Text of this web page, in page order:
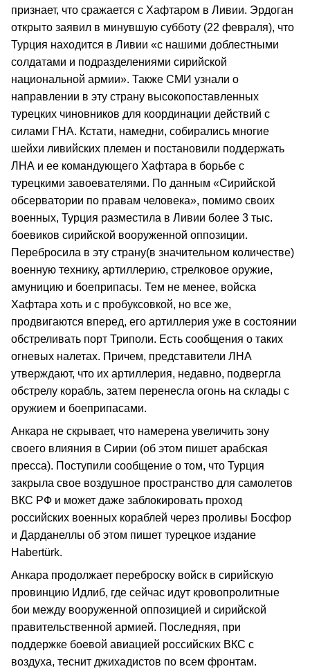
признает, что сражается с Хафтаром в Ливии. Эрдоган
открыто заявил в минувшую субботу (22 февраля), что
Турция находится в Ливии «с нашими доблестными
солдатами и подразделениями сирийской
национальной армии». Также СМИ узнали о
направлении в эту страну высокопоставленных
турецких чиновников для координации действий с
силами ГНА. Кстати, намедни, собирались многие
шейхи ливийских племен и постановили поддержать
ЛНА и ее командующего Хафтара в борьбе с
турецкими завоевателями. По данным «Сирийской
обсерватории по правам человека», помимо своих
военных, Турция разместила в Ливии более 3 тыс.
боевиков сирийской вооруженной оппозиции.
Перебросила в эту страну(в значительном количестве)
военную технику, артиллерию, стрелковое оружие,
амуницию и боеприпасы. Тем не менее, войска
Хафтара хоть и с пробуксовкой, но все же,
продвигаются вперед, его артиллерия уже в состоянии
обстреливать порт Триполи. Есть сообщения о таких
огневых налетах. Причем, представители ЛНА
утверждают, что их артиллерия, недавно, подвергла
обстрелу корабль, затем перенесла огонь на склады с
оружием и боеприпасами.
Анкара не скрывает, что намерена увеличить зону
своего влияния в Сирии (об этом пишет арабская
пресса). Поступили сообщение о том, что Турция
закрыла свое воздушное пространство для самолетов
ВКС РФ и может даже заблокировать проход
российских военных кораблей через проливы Босфор
и Дарданеллы об этом пишет турецкое издание
Habertürk.
Анкара продолжает переброску войск в сирийскую
провинцию Идлиб, где сейчас идут кровопролитные
бои между вооруженной оппозицией и сирийской
правительственной армией. Последняя, при
поддержке боевой авиацией российских ВКС с
воздуха, теснит джихадистов по всем фронтам.